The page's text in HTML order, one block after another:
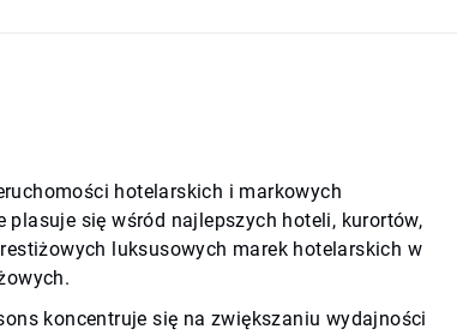
hotelarskich i markowych
się wśród najlepszych hoteli, kurortów,
luksusowych marek hotelarskich w
koncentruje się na zwiększaniu wydajności